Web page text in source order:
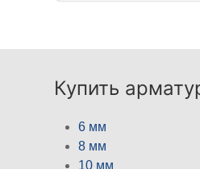
Купить
6 мм
8 мм
10 мм